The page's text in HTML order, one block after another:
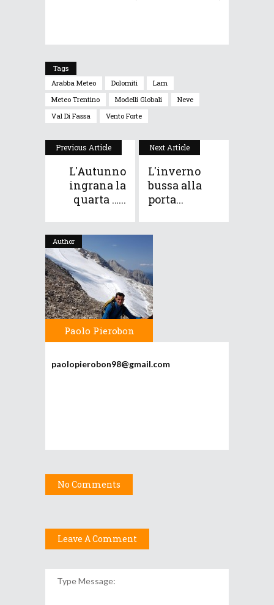
Tags
Arabba Meteo
Dolomiti
Lam
Meteo Trentino
Modelli Globali
Neve
Val Di Fassa
Vento Forte
Previous Article
L'Autunno
ingrana la
quarta …...
Next Article
L'inverno
bussa alla
porta...
Author
Paolo Pierobon
paolopierobon98@gmail.com
No Comments
Leave A Comment